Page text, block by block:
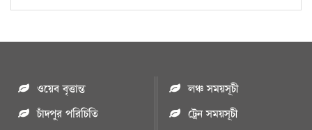
ওয়েব বৃত্তান্ত
চাঁদপুর পরিচিতি
লঞ্চ সময়সূচী
ট্রেন সময়সূচী